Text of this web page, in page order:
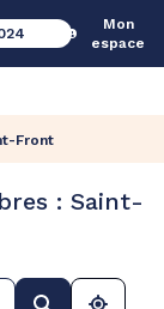
Mon
espace
Front
: Saint-